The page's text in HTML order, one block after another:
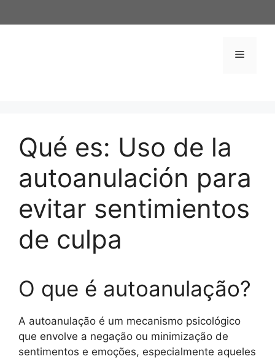
al
Menú
Qué es: Uso de la
autoanulación para
evitar sentimientos
de culpa
O que é autoanulação?
A autoanulação é um mecanismo psicológico
que envolve a negação ou minimização de
sentimentos e emoções, especialmente aqueles